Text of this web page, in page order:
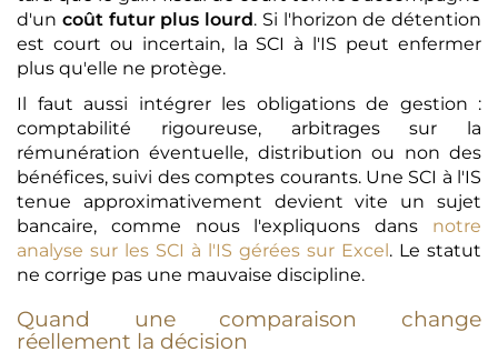
d'un coût futur plus lourd. Si l'horizon de détention
est court ou incertain, la SCI à l'IS peut enfermer
plus qu'elle ne protège.
Il faut aussi intégrer les obligations de gestion :
comptabilité rigoureuse, arbitrages sur la
rémunération éventuelle, distribution ou non des
bénéfices, suivi des comptes courants. Une SCI à l'IS
tenue approximativement devient vite un sujet
bancaire, comme nous l'expliquons dans notre
analyse sur les SCI à l'IS gérées sur Excel. Le statut
ne corrige pas une mauvaise discipline.
Quand une comparaison change
réellement la décision